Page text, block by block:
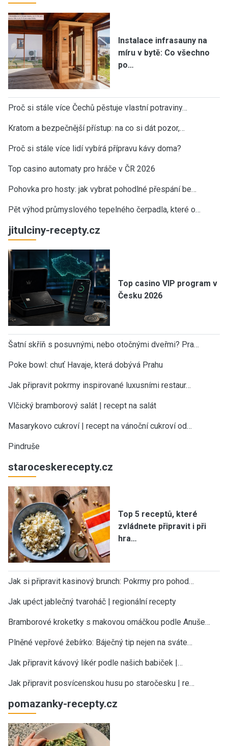
Instalace infrasauny na
míru v bytě: Co všechno
po…
Proč si stále více Čechů pěstuje vlastní potraviny…
Kratom a bezpečnější přístup: na co si dát pozor,…
Proč si stále více lidí vybírá přípravu kávy doma?
Top casino automaty pro hráče v ČR 2026
Pohovka pro hosty: jak vybrat pohodlné přespání be…
Pět výhod průmyslového tepelného čerpadla, které o…
jitulciny-recepty.cz
Top casino VIP program v
Česku 2026
Šatní skříň s posuvnými, nebo otočnými dveřmi? Pra…
Poke bowl: chuť Havaje, která dobývá Prahu
Jak připravit pokrmy inspirované luxusními restaur…
Vlčický bramborový salát | recept na salát
Masarykovo cukroví | recept na vánoční cukroví od…
Pindruše
staroceskerecepty.cz
Top 5 receptů, které
zvládnete připravit i při
hra…
Jak si připravit kasinový brunch: Pokrmy pro pohod…
Jak upéct jablečný tvaroháč | regionální recepty
Bramborové kroketky s makovou omáčkou podle Anuše…
Plněné vepřové žebírko: Báječný tip nejen na sváte…
Jak připravit kávový likér podle našich babiček |…
Jak připravit posvícenskou husu po staročesku | re…
pomazanky-recepty.cz